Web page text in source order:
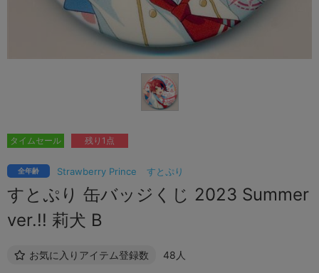
Strawberry Prince すとぷり
全年齢
すとぷり 缶バッジくじ 2023 Summer
ver.!! 莉犬 B
お気に入りアイテム登録数 48人
タイムセール 残り1点